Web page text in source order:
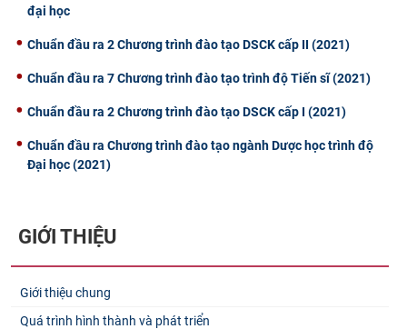
đại học
Chuẩn đầu ra 2 Chương trình đào tạo DSCK cấp II (2021)
Chuẩn đầu ra 7 Chương trình đào tạo trình độ Tiến sĩ (2021)
Chuẩn đầu ra 2 Chương trình đào tạo DSCK cấp I (2021)
Chuẩn đầu ra Chương trình đào tạo ngành Dược học trình độ
Đại học (2021)
GIỚI THIỆU
Giới thiệu chung
Quá trình hình thành và phát triển